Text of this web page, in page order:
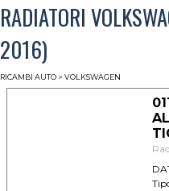
RADIATORI
2016)
RICAMBI AUTO > VOLKSWAGEN